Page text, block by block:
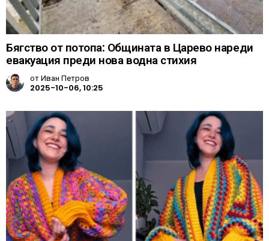
Бягство от потопа: Общината в Царево нареди
евакуация преди нова водна стихия
отИван Петров
2025-10-06, 10:25